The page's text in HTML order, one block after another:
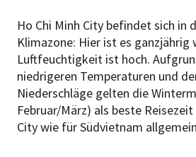
Ho Chi Minh City befindet sich in
Klimazone: Hier ist es ganzjährig
Luftfeuchtigkeit ist hoch.
niedrigeren Temperaturen und
Niederschläge gelten die
Februar/März) als beste
City wie für Südvietnam